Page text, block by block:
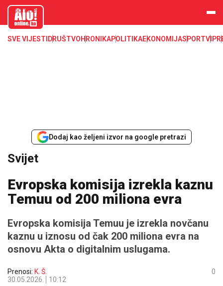
aloonline.b
SVE VIJESTI DRUŠTVOHRONIKAPOLITIKAEKONOMIJASPORTVIP
Dodaj kao željeni izvor na google pretrazi
Svijet
Evropska komisija izrekla kaznu
Temuu od 200 miliona evra
Evropska komisija Temuu je izrekla novčanu
kaznu u iznosu od čak 200 miliona evra na
osnovu Akta o digitalnim uslugama.
Prenosi: K. Š.
30.05.2026.
10:12
0